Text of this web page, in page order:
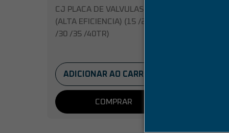
CJ PLACA DE VALVULAS 06E
(ALTA EFICIENCIA) (15 /20 /25
/30 /35 /40TR)
ADICIONAR AO CARRINHO
COMPRAR